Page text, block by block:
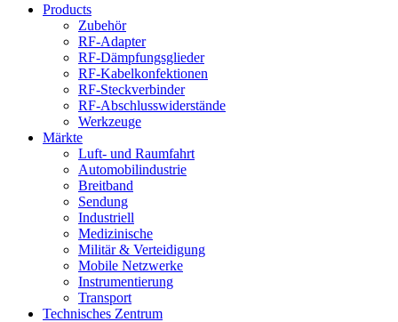
Products
Zubehör
RF-Adapter
RF-Dämpfungsglieder
RF-Kabelkonfektionen
RF-Steckverbinder
RF-Abschlusswiderstände
Werkzeuge
Märkte
Luft- und Raumfahrt
Automobilindustrie
Breitband
Sendung
Industriell
Medizinische
Militär & Verteidigung
Mobile Netzwerke
Instrumentierung
Transport
Technisches Zentrum